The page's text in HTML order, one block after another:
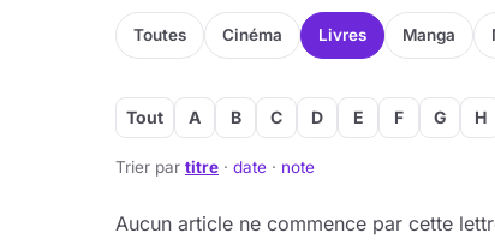
Toutes Cinéma Livres Manga
Tout A B C D E F G H
Trier par titre · date · note
Aucun article ne commence par cette